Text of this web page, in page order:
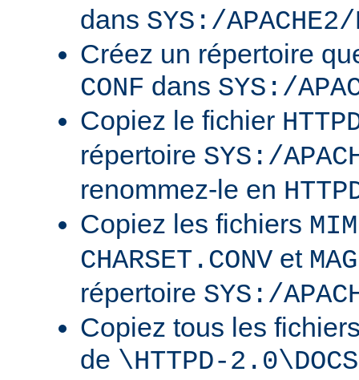
dans SYS:/
Créez un répertoire
CONF dans SYS:/
Copiez le fichier
répertoire SYS:/
renommez-le en
Copiez les fichiers
CHARSET.CONV et
répertoire SYS:/
Copiez tous les
de \HTTPD-